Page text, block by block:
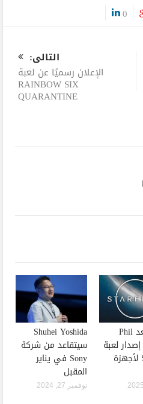
0
التالى:
الإعلان رسميًا عن لعبة
RAINBOW SIX
QUARANTINE
لا يستبعد Phil
Spencer إصدار لعبة
Starfield لأجهزة
Shuhei Yoshida
سيتقاعد من شركة
Sony في يناير
المقبل
نوفمبر 27, 2024